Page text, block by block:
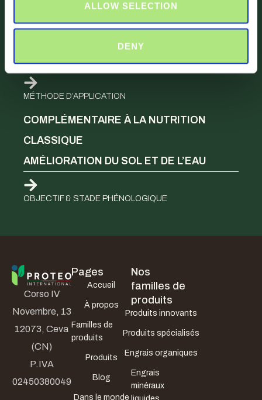
ALLOW SELECTION
DENY
MÉTHODE D’APPLICATION
COMPLÉMENTAIRE À LA NUTRITION
CLASSIQUE
AMÉLIORATION DU SOL ET DE L’EAU
OBJECTIF & STADE PHÉNOLOGIQUE
Corso IV
Novembre, 13
12073, Ceva
(CN)
P.IVA
02450380049
Pages
Accueil
À propos
Familles de
produits
Produits
Blog
Dans le monde
Nos
familles de
produits
Produits innovants
Produits spécialisés
Engrais organiques
Engrais
minéraux